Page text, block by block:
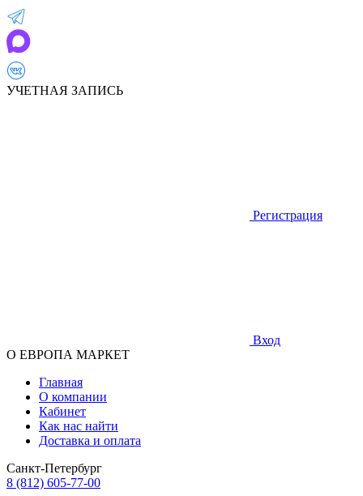
УЧЕТНАЯ ЗАПИСЬ
Регистрация
Вход
О ЕВРОПА МАРКЕТ
Главная
О компании
Кабинет
Как нас найти
Доставка и оплата
Санкт-Петербург
8 (812) 605-77-00